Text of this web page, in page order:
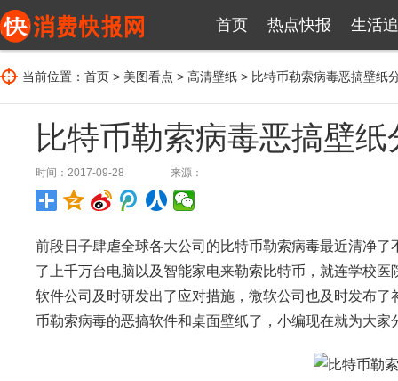
首页 热点快报 生活
当前位置： 首页 > 美图看点 > 高清壁纸 > 比特币勒索病毒恶搞壁纸
比特币勒索病毒恶搞壁纸
时间：2017-09-28 来源：
前段日子肆虐全球各大公司的比特币勒索病毒最近清净
了上千万台电脑以及智能家电来勒索比特币，就连学校
软件公司及时研发出了应对措施，微软公司也及时发布
币勒索病毒的恶搞软件和桌面壁纸了，小编现在就为大